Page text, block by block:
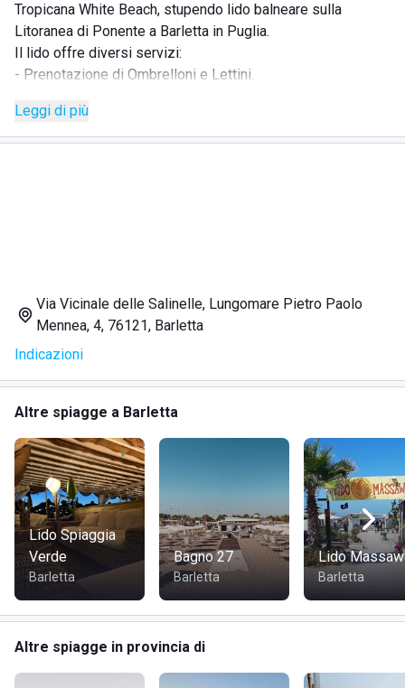
Tropicana White Beach, stupendo lido balneare sulla
Litoranea di Ponente a Barletta in Puglia.
Il lido offre diversi servizi:
- Prenotazione di Ombrelloni e Lettini.
(Mattina, Pomeriggio e Sera)
- Possibilità di organizzare eventi, tra cui feste di
Leggi di più
Via Vicinale delle Salinelle, Lungomare Pietro Paolo
Mennea, 4, 76121, Barletta
Indicazioni
Altre spiagge a Barletta
Lido Spiaggia
Verde
Barletta
Bagno 27
Barletta
Lido
Barletta
Altre spiagge in provincia di